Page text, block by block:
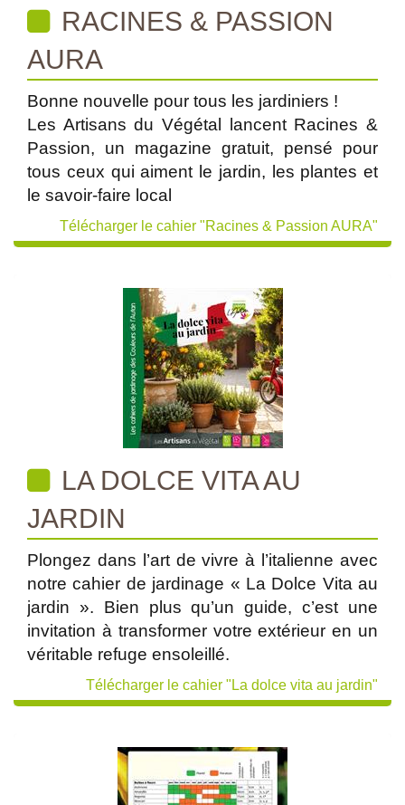
RACINES & PASSION
AURA
Bonne nouvelle pour tous les jardiniers !
Les Artisans du Végétal lancent Racines &
Passion, un magazine gratuit, pensé pour
tous ceux qui aiment le jardin, les plantes et
le savoir-faire local
Télécharger le cahier "Racines & Passion AURA"
LA DOLCE VITA AU
JARDIN
Plongez dans l’art de vivre à l’italienne avec
notre cahier de jardinage « La Dolce Vita au
jardin ». Bien plus qu’un guide, c’est une
invitation à transformer votre extérieur en un
véritable refuge ensoleillé.
Télécharger le cahier "La dolce vita au jardin"